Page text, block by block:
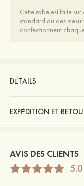
Cette robe est faite
standard ou des
confectionnent
DÉTAILS
EXPÉDITION ET
AVIS DES CLIENTS
5.0